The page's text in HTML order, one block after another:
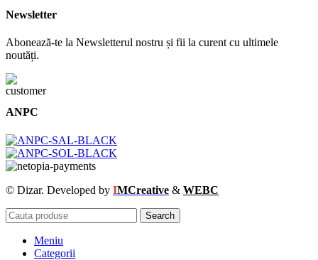
Newsletter
Abonează-te la Newsletterul nostru și fii la curent cu ultimele
noutăți.
ANPC
© Dizar. Developed by IMCreative & WEBC
Search
Meniu
Categorii